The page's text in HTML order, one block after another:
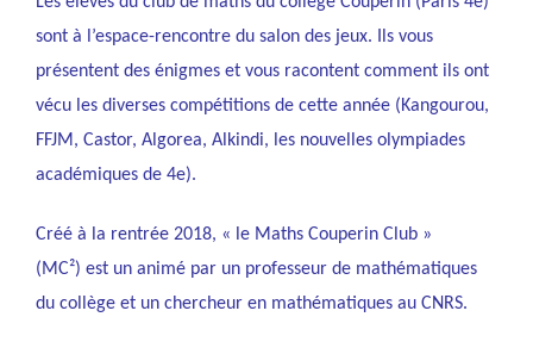
sont à l’espace-rencontre du salon des jeux. Ils vous
présentent des énigmes et vous racontent comment ils ont
vécu les diverses compétitions de cette année (Kangourou,
FFJM, Castor, Algorea, Alkindi, les nouvelles olympiades
académiques de 4e).
Créé à la rentrée 2018, « le Maths Couperin Club »
(MC²) est un animé par un professeur de mathématiques
du collège et un chercheur en mathématiques au CNRS.